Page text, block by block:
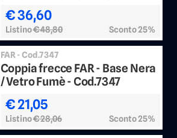
€ 36,60
Listino€ 48,80 Sconto 25%
FAR - Cod.7347
Coppia frecce FAR - Base Nera
/ Vetro Fumè - Cod.7347
€ 21,05
Listino€ 28,06 Sconto 25%